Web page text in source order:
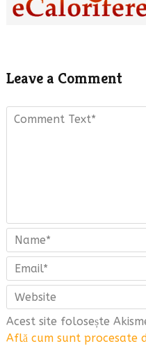
Leave a Comment
Acest site folosește
Află cum sunt